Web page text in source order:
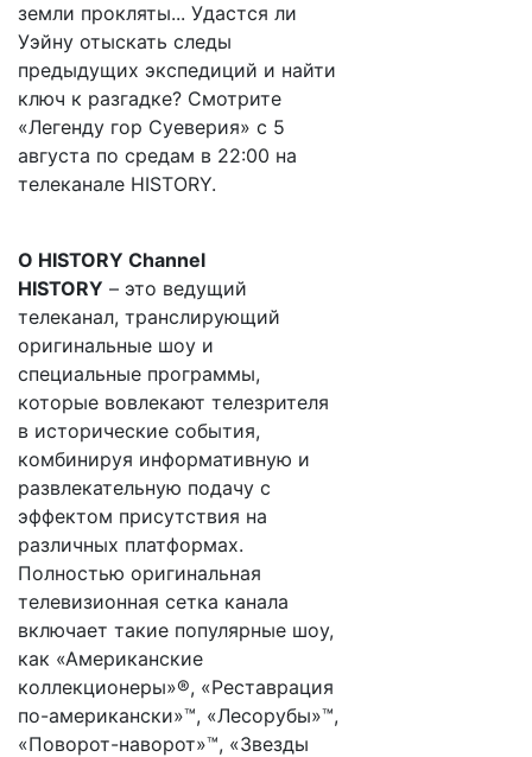
земли прокляты... Удастся ли
Уэйну отыскать следы
предыдущих экспедиций и найти
ключ к разгадке? Смотрите
«Легенду гор Суеверия» с 5
августа по средам в 22:00 на
телеканале HISTORY.
О HISTORY Channel
HISTORY – это ведущий
телеканал, транслирующий
оригинальные шоу и
специальные программы,
которые вовлекают телезрителя
в исторические события,
комбинируя информативную и
развлекательную подачу с
эффектом присутствия на
различных платформах.
Полностью оригинальная
телевизионная сетка канала
включает такие популярные шоу,
как «Американские
коллекционеры»®, «Реставрация
по-американски»™, «Лесорубы»™,
«Поворот-наворот»™, «Звезды